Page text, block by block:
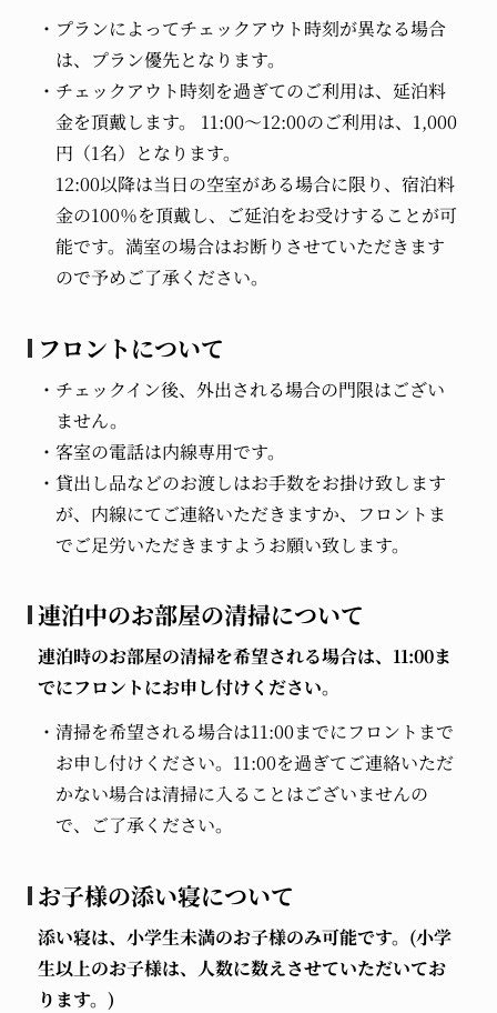
プランによってチェックアウト時刻が異なる場合
は、プラン優先となります。
チェックアウト時刻を過ぎてのご利用は、延泊料
金を頂戴します。 11:00～12:00のご利用は、1,000
円（1名）となります。
12:00以降は当日の空室がある場合に限り、宿泊料
金の100％を頂戴し、ご延泊をお受けすることが可
能です。満室の場合はお断りさせていただきます
ので予めご了承ください。
フロントについて
チェックイン後、外出される場合の門限はござい
ません。
客室の電話は内線専用です。
貸出し品などのお渡しはお手数をお掛け致します
が、内線にてご連絡いただきますか、フロントま
でご足労いただきますようお願い致します。
連泊中のお部屋の清掃について
連泊時のお部屋の清掃を希望される場合は、11:00ま
でにフロントにお申し付けください。
清掃を希望される場合は11:00までにフロントまで
お申し付けください。11:00を過ぎてご連絡いただ
かない場合は清掃に入ることはございませんの
で、ご了承ください。
お子様の添い寝について
添い寝は、小学生未満のお子様のみ可能です。(小学
生以上のお子様は、人数に数えさせていただいてお
ります。)